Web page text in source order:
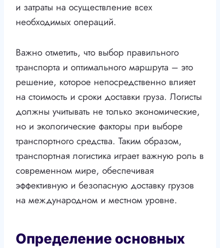
и затраты на осуществление всех
необходимых операций.
Важно отметить, что выбор правильного
транспорта и оптимального маршрута – это
решение, которое непосредственно влияет
на стоимость и сроки доставки груза. Логисты
должны учитывать не только экономические,
но и экологические факторы при выборе
транспортного средства. Таким образом,
транспортная логистика играет важную роль в
современном мире, обеспечивая
эффективную и безопасную доставку грузов
на международном и местном уровне.
Определение основных